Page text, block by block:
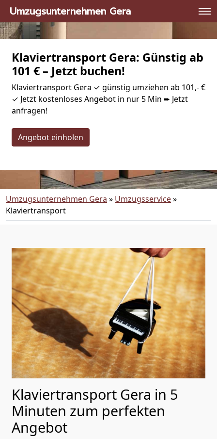
Umzugsunternehmen Gera
Klaviertransport Gera: Günstig ab
101 € – Jetzt buchen!
Klaviertransport Gera ✓ günstig umziehen ab 101,- €
✓ Jetzt kostenloses Angebot in nur 5 Min ➨ Jetzt
anfragen!
Angebot einholen
Umzugsunternehmen Gera » Umzugsservice»
Klaviertransport
Klaviertransport Gera in 5
Minuten zum perfekten
Angebot